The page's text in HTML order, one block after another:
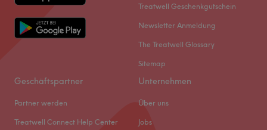
Treatwell Geschenkgutschein
Newsletter Anmeldung
The Treatwell Glossary
Sitemap
Geschäftspartner
Partner werden
Treatwell Connect Help Center
Unternehmen
Über uns
Jobs